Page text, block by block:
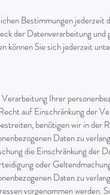
Bestimmungen
der Datenverarbeitung
können Sie sich jederzeit
Ihrer
auf Einschränkung der
benötigen wir in der
Daten zu
die Einschränkung der
oder
Daten zu
vorgenommen werden.